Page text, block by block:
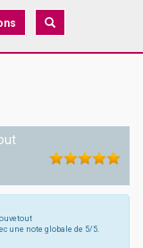
une note globale de 5/5.